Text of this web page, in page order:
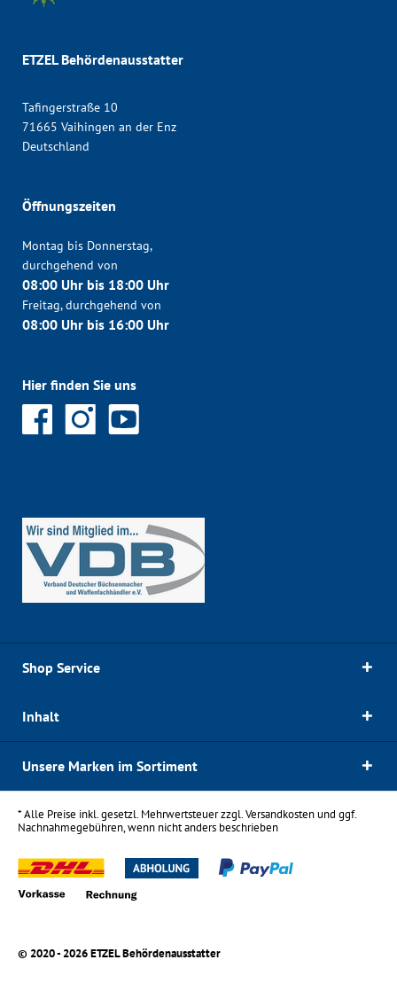
ETZEL Behördenausstatter
Tafingerstraße 10
71665 Vaihingen an der Enz
Deutschland
Öffnungszeiten
Montag bis Donnerstag,
durchgehend von
08:00 Uhr bis 18:00 Uhr
Freitag, durchgehend von
08:00 Uhr bis 16:00 Uhr
Hier finden Sie uns
Shop Service
Inhalt
Unsere Marken im Sortiment
* Alle Preise inkl. gesetzl. Mehrwertsteuer zzgl.Versandkostenund ggf.
Nachnahmegebühren, wenn nicht anders beschrieben
© 2020 - 2026 ETZEL Behördenausstatter